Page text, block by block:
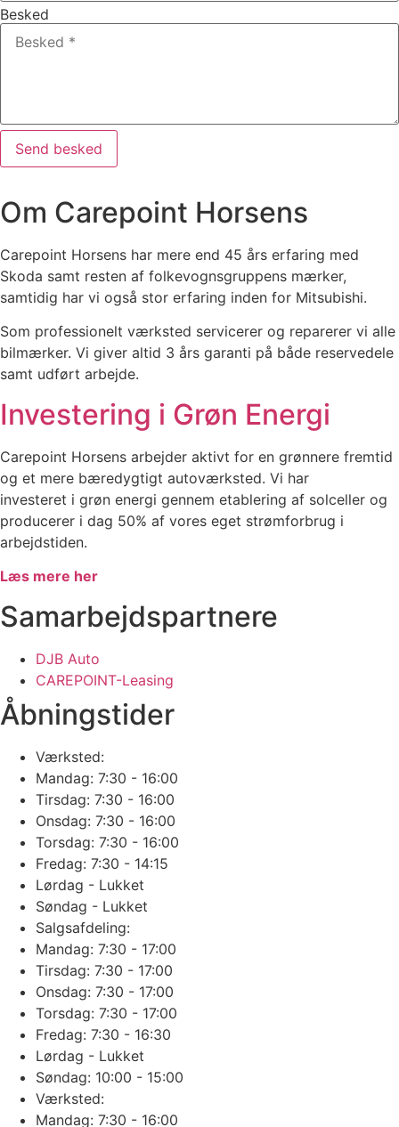
Besked
Send besked
Om Carepoint Horsens
Carepoint Horsens har mere end 45 års erfaring med
Skoda samt resten af folkevognsgruppens mærker,
samtidig har vi også stor erfaring inden for Mitsubishi.
Som professionelt værksted servicerer og reparerer vi alle
bilmærker. Vi giver altid 3 års garanti på både reservedele
samt udført arbejde.
Investering i Grøn Energi
Carepoint Horsens arbejder aktivt for en grønnere fremtid
og et mere bæredygtigt autoværksted. Vi har
investeret i grøn energi gennem etablering af solceller og
producerer i dag 50% af vores eget strømforbrug i
arbejdstiden.
Læs mere her
Samarbejdspartnere
DJB Auto
CAREPOINT-Leasing
Åbningstider
Værksted:
Mandag: 7:30 - 16:00
Tirsdag: 7:30 - 16:00
Onsdag: 7:30 - 16:00
Torsdag: 7:30 - 16:00
Fredag: 7:30 - 14:15
Lørdag - Lukket
Søndag - Lukket
Salgsafdeling:
Mandag: 7:30 - 17:00
Tirsdag: 7:30 - 17:00
Onsdag: 7:30 - 17:00
Torsdag: 7:30 - 17:00
Fredag: 7:30 - 16:30
Lørdag - Lukket
Søndag: 10:00 - 15:00
Værksted:
Mandag: 7:30 - 16:00